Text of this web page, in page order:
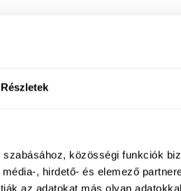
Részletek
közösségi funkciók
, hirdető- és elemező
az adatokat más olyan